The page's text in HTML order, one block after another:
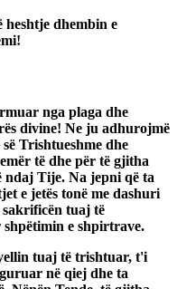
heshtje dhembin e
nga plaga dhe
divine! Ne ju adhurojmë
Trishtueshme dhe
të dhe për të gjitha
Tije. Na jepni që ta
e jetës tonë me dashuri
tuaj të
e shpirtrave.
tuaj të trishtuar, t'i
në qiej dhe ta